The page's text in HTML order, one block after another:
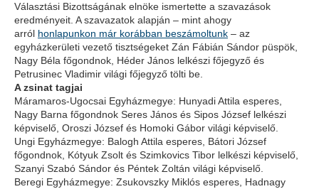
Választási Bizottságának elnöke ismertette a szavazások
eredményeit. A szavazatok alapján – mint ahogy
arról honlapunkon már korábban beszámoltunk – az
egyházkerületi vezető tisztségeket Zán Fábián Sándor püspök,
Nagy Béla főgondnok, Héder János lelkészi főjegyző és
Petrusinec Vladimir világi főjegyző tölti be.
A zsinat tagjai
Máramaros-Ugocsai Egyházmegye: Hunyadi Attila esperes,
Nagy Barna főgondnok Seres János és Sipos József lelkészi
képviselő, Oroszi József és Homoki Gábor világi képviselő.
Ungi Egyházmegye: Balogh Attila esperes, Bátori József
főgondnok, Kótyuk Zsolt és Szimkovics Tibor lelkészi képviselő,
Szanyi Szabó Sándor és Péntek Zoltán világi képviselő.
Beregi Egyházmegye: Zsukovszky Miklós esperes, Hadnagy